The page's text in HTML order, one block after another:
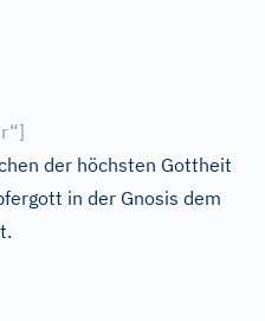
]
der höchsten Gottheit
in der Gnosis dem